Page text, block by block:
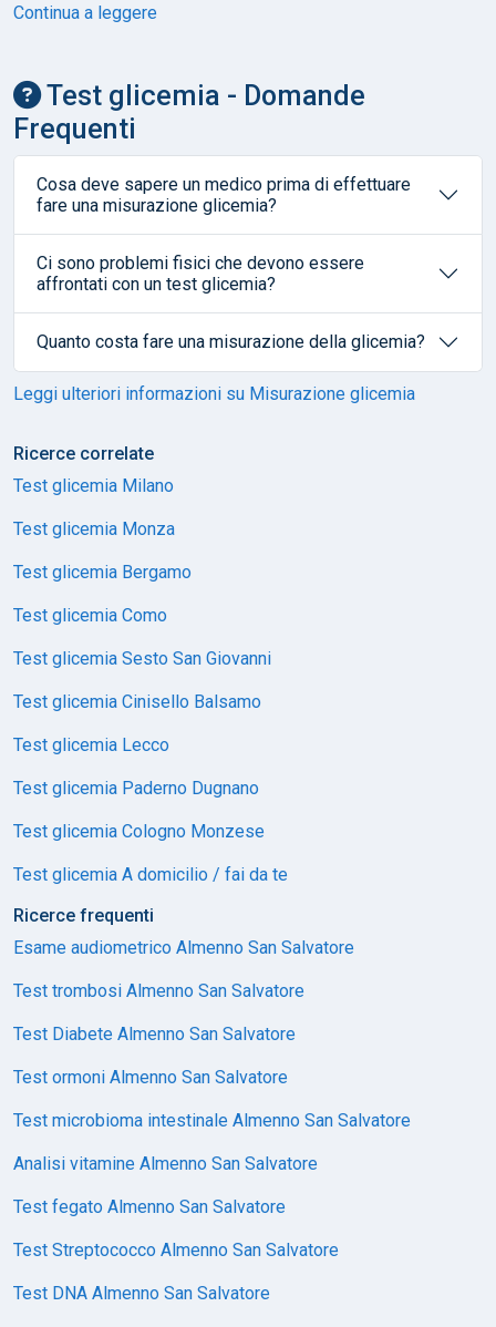
Continua a leggere
Test glicemia - Domande
Frequenti
Cosa deve sapere un medico prima di effettuare
fare una misurazione glicemia?
Ci sono problemi fisici che devono essere
affrontati con un test glicemia?
Quanto costa fare una misurazione della glicemia?
Leggi ulteriori informazioni su Misurazione glicemia
Ricerce correlate
Test glicemia Milano
Test glicemia Monza
Test glicemia Bergamo
Test glicemia Como
Test glicemia Sesto San Giovanni
Test glicemia Cinisello Balsamo
Test glicemia Lecco
Test glicemia Paderno Dugnano
Test glicemia Cologno Monzese
Test glicemia A domicilio / fai da te
Ricerce frequenti
Esame audiometrico Almenno San Salvatore
Test trombosi Almenno San Salvatore
Test Diabete Almenno San Salvatore
Test ormoni Almenno San Salvatore
Test microbioma intestinale Almenno San Salvatore
Analisi vitamine Almenno San Salvatore
Test fegato Almenno San Salvatore
Test Streptococco Almenno San Salvatore
Test DNA Almenno San Salvatore